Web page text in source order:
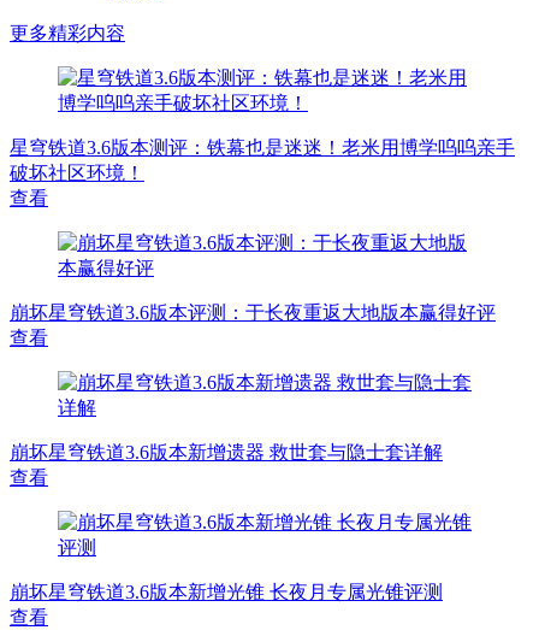
更多精彩内容
星穹铁道3.6版本测评：铁幕也是迷迷！老米用博学呜呜亲手
破坏社区环境！
查看
崩坏星穹铁道3.6版本评测：于长夜重返大地版本赢得好评
查看
崩坏星穹铁道3.6版本新增遗器 救世套与隐士套详解
查看
崩坏星穹铁道3.6版本新增光锥 长夜月专属光锥评测
查看